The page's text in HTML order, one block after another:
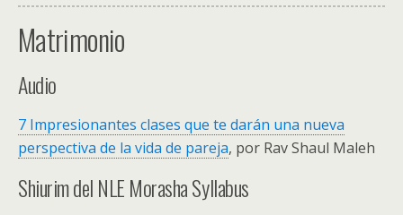
Matrimonio
Audio
7 Impresionantes clases que te darán una nueva
perspectiva de la vida de pareja, por Rav Shaul Maleh
Shiurim del NLE Morasha Syllabus